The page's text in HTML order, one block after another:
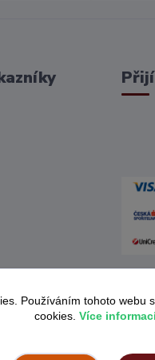
Používáním tohoto
cookies. Více